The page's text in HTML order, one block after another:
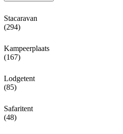
Stacaravan
(294)
Kampeerplaats
(167)
Lodgetent
(85)
Safaritent
(48)